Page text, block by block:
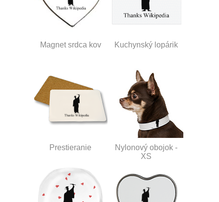
Magnet srdca kov Kuchynský lopárik
Prestieranie
Nylonový obojok -
XS